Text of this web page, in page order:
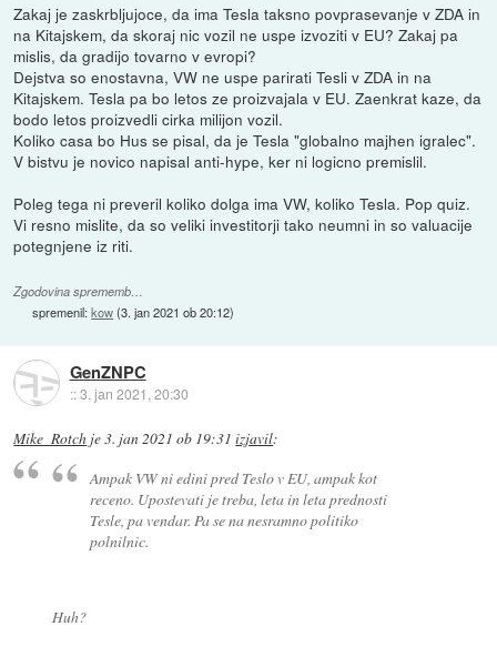
Zakaj je zaskrbljujoce, da ima Tesla taksno povprasevanje v ZDA in
na Kitajskem, da skoraj nic vozil ne uspe izvoziti v EU? Zakaj pa
mislis, da gradijo tovarno v evropi?
Dejstva so enostavna, VW ne uspe parirati Tesli v ZDA in na
Kitajskem. Tesla pa bo letos ze proizvajala v EU. Zaenkrat kaze, da
bodo letos proizvedli cirka milijon vozil.
Koliko casa bo Hus se pisal, da je Tesla "globalno majhen igralec".
V bistvu je novico napisal anti-hype, ker ni logicno premislil.
Poleg tega ni preveril koliko dolga ima VW, koliko Tesla. Pop quiz.
Vi resno mislite, da so veliki investitorji tako neumni in so valuacije
potegnjene iz riti.
Zgodovina sprememb…
spremenil:kow(3. jan 2021 ob 20:12)
GenZNPC
::3. jan 2021, 20:30
Mike_Rotch je3. jan 2021 ob 19:31 izjavil:
Ampak VW ni edini pred Teslo v EU, ampak kot
receno. Upostevati je treba, leta in leta prednosti
Tesle, pa vendar. Pa se na nesramno politiko
polnilnic.
Huh?